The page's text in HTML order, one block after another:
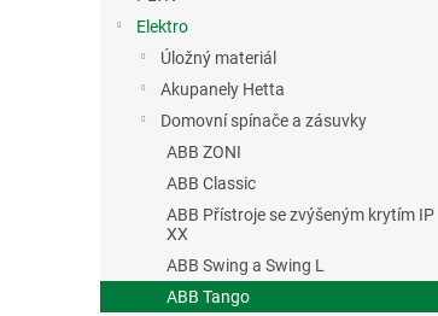
Elektro
Úložný materiál
Akupanely Hetta
Domovní spínače a zásuvky
ABB ZONI
ABB Classic
ABB Přístroje se zvýšeným krytím IP
XX
ABB Swing a Swing L
ABB Tango